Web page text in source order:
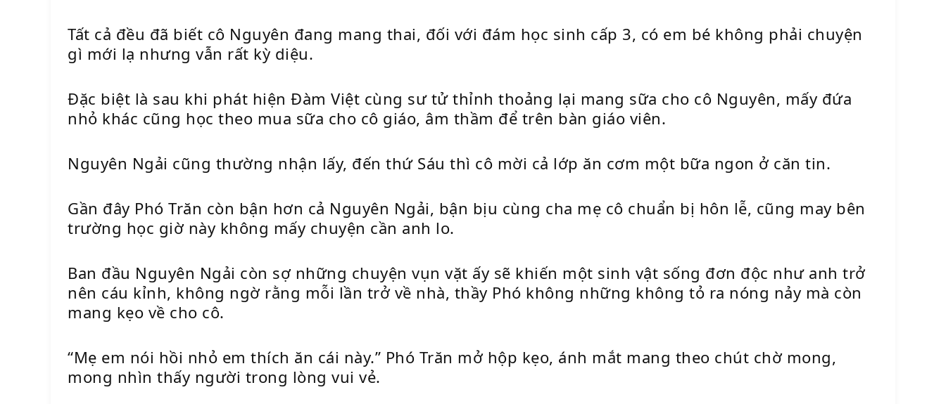
Tất cả đều đã biết cô Nguyên đang mang thai, đối với đám học sinh cấp 3, có em bé không phải chuyện
gì mới lạ nhưng vẫn rất kỳ diệu.
Đặc biệt là sau khi phát hiện Đàm Việt cùng sư tử thỉnh thoảng lại mang sữa cho cô Nguyên, mấy đứa
nhỏ khác cũng học theo mua sữa cho cô giáo, âm thầm để trên bàn giáo viên.
Nguyên Ngải cũng thường nhận lấy, đến thứ Sáu thì cô mời cả lớp ăn cơm một bữa ngon ở căn tin.
Gần đây Phó Trăn còn bận hơn cả Nguyên Ngải, bận bịu cùng cha mẹ cô chuẩn bị hôn lễ, cũng may bên
trường học giờ này không mấy chuyện cần anh lo.
Ban đầu Nguyên Ngải còn sợ những chuyện vụn vặt ấy sẽ khiến một sinh vật sống đơn độc như anh trở
nên cáu kỉnh, không ngờ rằng mỗi lần trở về nhà, thầy Phó không những không tỏ ra nóng nảy mà còn
mang kẹo về cho cô.
“Mẹ em nói hồi nhỏ em thích ăn cái này.” Phó Trăn mở hộp kẹo, ánh mắt mang theo chút chờ mong,
mong nhìn thấy người trong lòng vui vẻ.